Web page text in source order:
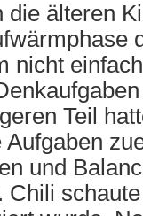
älteren
nicht
Teil
und
Chili